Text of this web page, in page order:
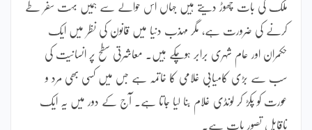
ملک کی بات چھوڑ دیتے ہیں جہاں اس حوالے سے ہمیں بہت سفر طے
کرنے کی ضرورت ہے، مگر مہذب دنیا میں قانون کی نظر میں ایک
حکمران اور عام شہری برابر ہوچکے ہیں۔ معاشرتی سطح پر انسانیت کی
سب سے بڑی کامیابی غلامی کا خاتمہ ہے جس میں کسی بھی مرد و
عورت کو پکڑ کر لونڈی غلام بنا لیا جاتا ہے۔ آج کے دور میں یہ ایک
ناقابل تصور بات ہے۔